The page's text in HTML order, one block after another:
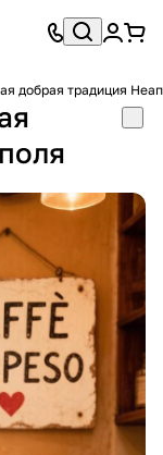
добрая традиция